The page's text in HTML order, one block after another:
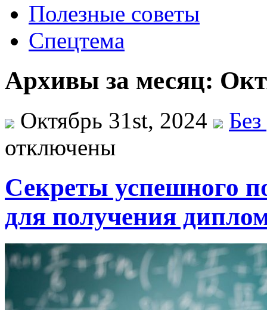
Полезные советы
Спецтема
Архивы за месяц:
Октябрь 31st, 2024
отключены
Секреты успешного
для получения